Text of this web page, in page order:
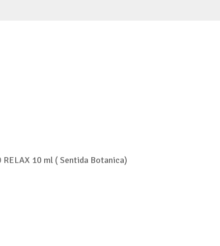
10 ml ( Sentida Botanica)